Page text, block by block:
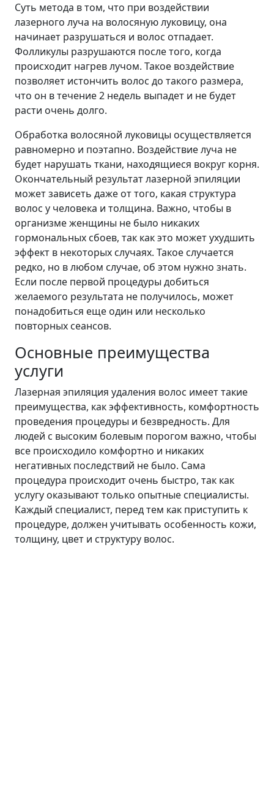
Суть метода в том, что при воздействии
лазерного луча на волосяную луковицу, она
начинает разрушаться и волос отпадает.
Фолликулы разрушаются после того, когда
происходит нагрев лучом. Такое воздействие
позволяет истончить волос до такого размера,
что он в течение 2 недель выпадет и не будет
расти очень долго.
Обработка волосяной луковицы осуществляется
равномерно и поэтапно. Воздействие луча не
будет нарушать ткани, находящиеся вокруг корня.
Окончательный результат лазерной эпиляции
может зависеть даже от того, какая структура
волос у человека и толщина. Важно, чтобы в
организме женщины не было никаких
гормональных сбоев, так как это может ухудшить
эффект в некоторых случаях. Такое случается
редко, но в любом случае, об этом нужно знать.
Если после первой процедуры добиться
желаемого результата не получилось, может
понадобиться еще один или несколько
повторных сеансов.
Основные преимущества
услуги
Лазерная эпиляция удаления волос имеет такие
преимущества, как эффективность, комфортность
проведения процедуры и безвредность. Для
людей с высоким болевым порогом важно, чтобы
все происходило комфортно и никаких
негативных последствий не было. Сама
процедура происходит очень быстро, так как
услугу оказывают только опытные специалисты.
Каждый специалист, перед тем как приступить к
процедуре, должен учитывать особенность кожи,
толщину, цвет и структуру волос.